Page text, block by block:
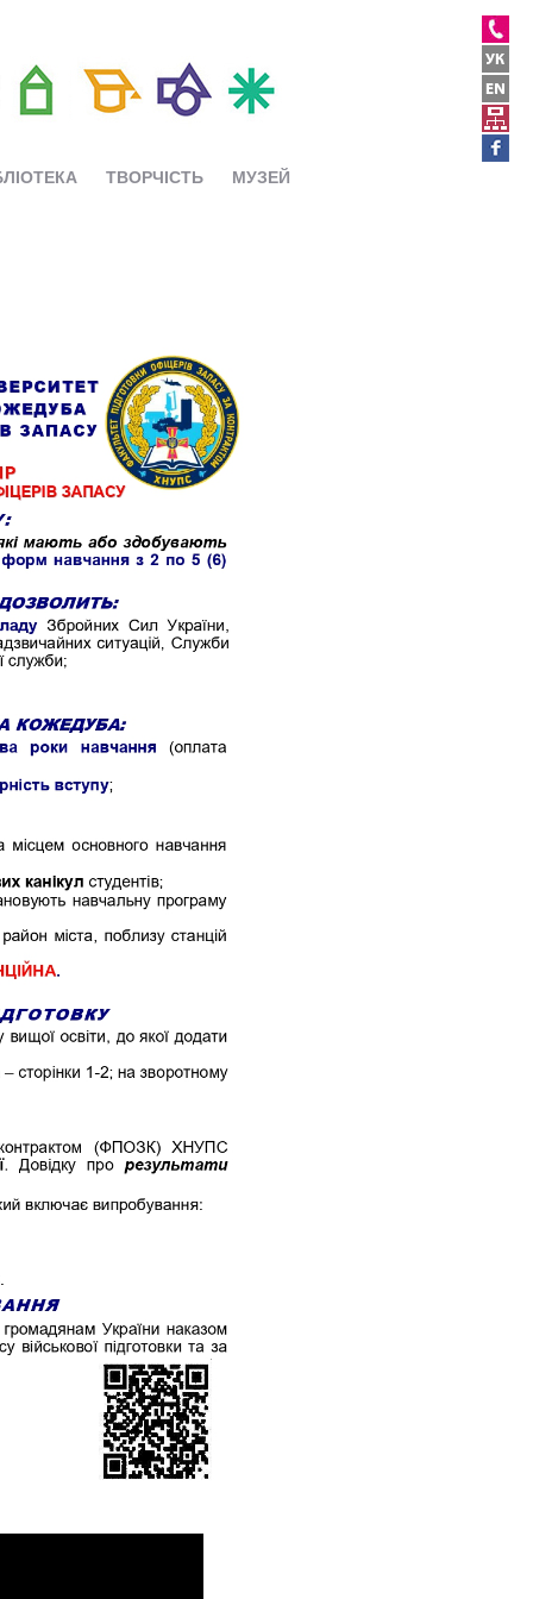
ТВОРЧІСТЬ МУЗЕЙ